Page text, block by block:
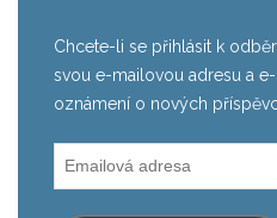
Chcete-li se přihlásit k
svou e-mailovou adresu a
oznámení o nových
Emailová
adresa